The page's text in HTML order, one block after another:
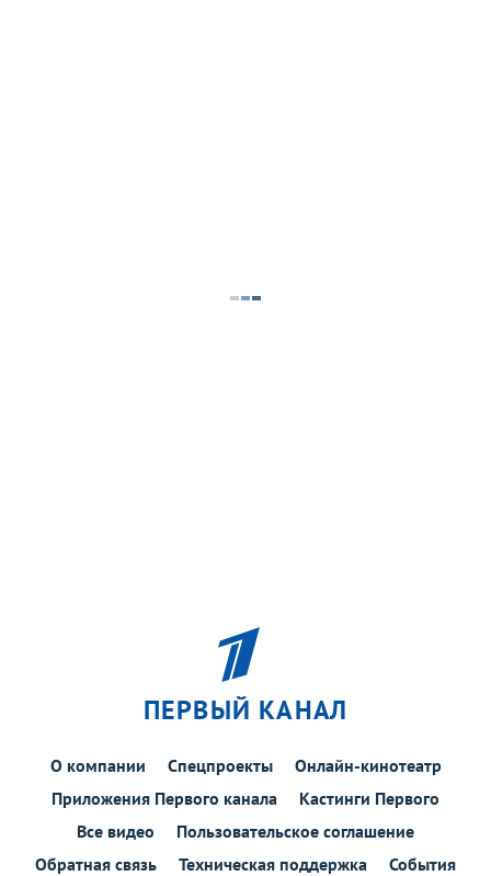
ПЕРВЫЙ КАНАЛ
О компании Спецпроекты
Онлайн-кинотеатр
Приложения Первого канала
Кастинги Первого
Все видео
Пользовательское соглашение
Обратная связь
Техническая поддержка События